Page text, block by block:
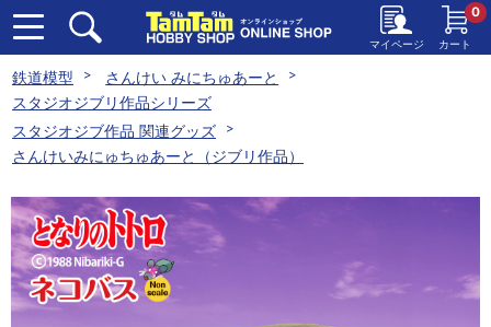
マイページ カート
0
鉄道模型
さんけい みにちゅあーと
スタジオジブリ作品シリーズ
スタジオジブ作品 関連グッズ
さんけいみにゅちゅあーと（ジブリ作品）